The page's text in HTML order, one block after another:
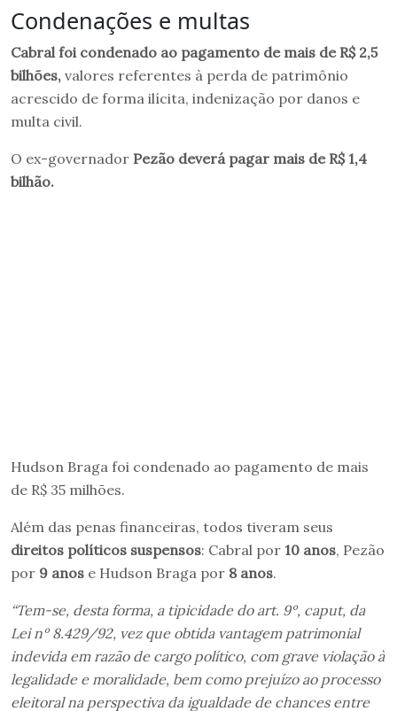
Condenações e multas
Cabral foi condenado ao pagamento de mais de R$ 2,5
bilhões, valores referentes à perda de patrimônio
acrescido de forma ilícita, indenização por danos e
multa civil.
O ex-governador Pezão deverá pagar mais de R$ 1,4
bilhão.
Hudson Braga foi condenado ao pagamento de mais
de R$ 35 milhões.
Além das penas financeiras, todos tiveram seus
direitos políticos suspensos: Cabral por 10 anos, Pezão
por 9 anos e Hudson Braga por 8 anos.
“Tem-se, desta forma, a tipicidade do art. 9º, caput, da
Lei nº 8.429/92, vez que obtida vantagem patrimonial
indevida em razão de cargo político, com grave violação à
legalidade e moralidade, bem como prejuízo ao processo
eleitoral na perspectiva da igualdade de chances entre